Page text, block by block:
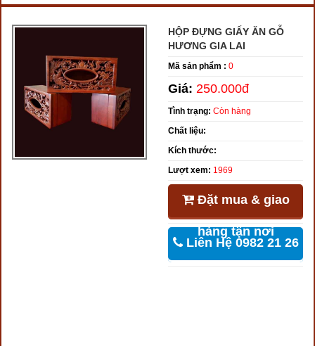
HỘP ĐỰNG GIẤY ĂN GỖ
HƯƠNG GIA LAI
Mã sản phẩm : 0
Giá: 250.000đ
Tình trạng: Còn hàng
Chất liệu:
Kích thước:
Lượt xem: 1969
Đặt mua & giao
hàng tận nơi
Liên Hệ 0982 21 26